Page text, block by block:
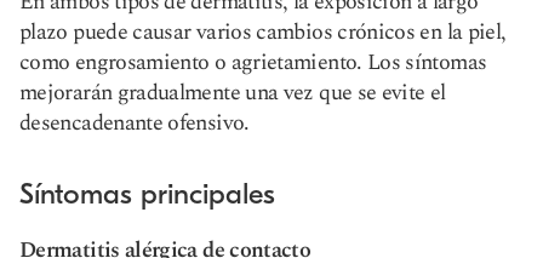
plazo puede causar varios cambios crónicos en la piel,
como engrosamiento o agrietamiento. Los síntomas
mejorarán gradualmente una vez que se evite el
desencadenante ofensivo.
Síntomas principales
Dermatitis alérgica de contacto